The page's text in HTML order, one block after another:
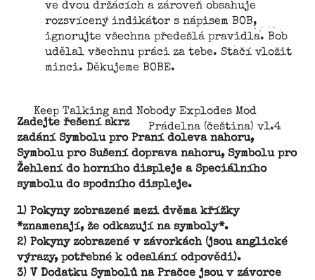
ve dvou držácích a zároveň obsahuje
rozsvícený indikátor s nápisem BOB,
ignorujte všechna předešlá pravidla. Bob
udělal všechnu práci za tebe. Stačí vložit
minci. Děkujeme BOBE.
Keep Talking and Nobody Explodes Mod
Prádelna (čeština) v1.4
Zadejte řešení skrz
zadání Symbolu pro Praní doleva nahoru,
Symbolu pro Sušení doprava nahoru, Symbolu pro
Žehlení do horního displeje a Speciálního
symbolu do spodního displeje.
1) Pokyny zobrazené mezi dvěma křížky
*znamenají, že odkazují na symboly*.
2) Pokyny zobrazené v závorkách (jsou anglické
výrazy, potřebné k odeslání odpovědi).
3) V Dodatku Symbolů na Pračce jsou v závorce